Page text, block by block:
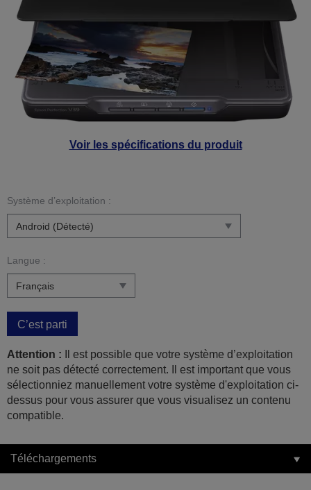
Voir les spécifications du produit
Système d’exploitation :
Langue :
C’est parti
Attention : Il est possible que votre système d’exploitation
ne soit pas détecté correctement. Il est important que vous
sélectionniez manuellement votre système d'exploitation ci-
dessus pour vous assurer que vous visualisez un contenu
compatible.
Téléchargements